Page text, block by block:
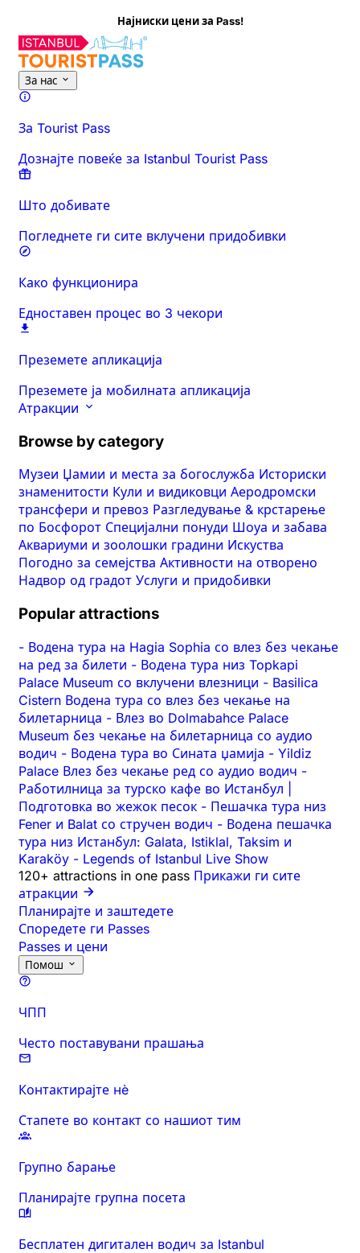
Најниски цени за Pass!
За нас
За Tourist Pass
Дознајте повеќе за Istanbul Tourist Pass
Што добивате
Погледнете ги сите вклучени придобивки
Како функционира
Едноставен процес во 3 чекори
Преземете апликација
Преземете ја мобилната апликација
Атракции
Browse by category
Музеи Џамии и места за богослужба Историски
знаменитости Кули и видиковци Аеродромски
трансфери и превоз Разгледување & крстарење
по Босфорот Специјални понуди Шоуа и забава
Аквариуми и зоолошки градини Искуства
Погодно за семејства Активности на отворено
Надвор од градот Услуги и придобивки
Popular attractions
- Водена тура на Hagia Sophia со влез без чекање
на ред за билети - Водена тура низ Topkapi
Palace Museum со вклучени влезници - Basilica
Cistern Водена тура со влез без чекање на
билетарница - Влез во Dolmabahce Palace
Museum без чекање на билетарница со аудио
водич - Водена тура во Сината џамија - Yildiz
Palace Влез без чекање ред со аудио водич -
Работилница за турско кафе во Истанбул |
Подготовка во жежок песок - Пешачка тура низ
Fener и Balat со стручен водич - Водена пешачка
тура низ Истанбул: Galata, Istiklal, Taksim и
Karaköy - Legends of Istanbul Live Show
120+ attractions in one pass Прикажи ги сите
атракции
Планирајте и заштедете
Споредете ги Passes
Passes и цени
Помош
ЧПП
Често поставувани прашања
Контактирајте нè
Стапете во контакт со нашиот тим
Групно барање
Планирајте групна посета
Бесплатен дигитален водич за Istanbul
Преглед Времиња и траење